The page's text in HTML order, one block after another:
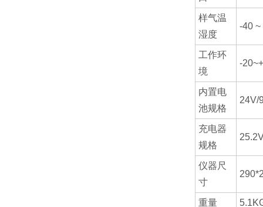
样气温
湿度
-40
工作环
境
-
内置电
池规格
24V/
充电器
规格
仪器尺
寸
重量